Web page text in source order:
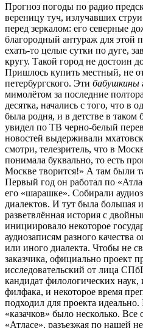
Прогноз погоды по радио
вереницу туч, излучавших
перед зеркалом: его северные
благородный антураж для этой
ехать-то целые сутки по дуге,
кругу. Такой город не достоин
Пришлось купить местный, не
петербургского. Эти бабушкины
мимолётом за последние
десятка, начались с того, что в
была родня, и в детстве в таком
увидел по ТВ черно-белый
новостей выдерживали
смотри, телезритель, что в
понимала буквально, то есть
Москве творится!» А там были
Первый год он работал по
его «шарашке». Собирали
диалектов. И тут была большая
разветвлённая история с
инициировало некоторое
аудиозаписям разного качества
или иного диалекта. Чтобы не
заказчика, официально проект
исследовательский от лица
кандидат филологических
филфака, и некоторое время
подходил для проекта идеально.
«казачков» было несколько. Все
«Атласе», разъезжая по нашей